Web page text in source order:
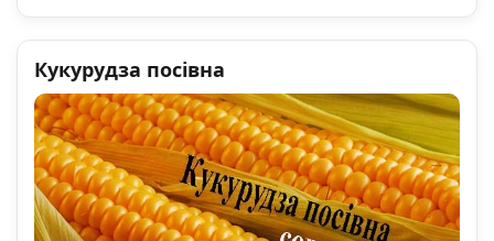
Кукурудза посівна